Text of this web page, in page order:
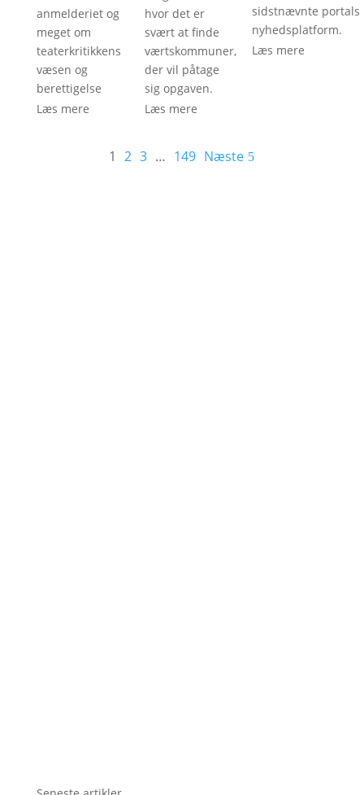
anmelderiet og
meget om
teaterkritikkens
væsen og
berettigelse
Læs mere
hvor det er
svært at finde
værtskommuner,
der vil påtage
sig opgaven.
Læs mere
sidstnævnte portals
nyhedsplatform.
Læs mere
1 2 3 … 149 Næste